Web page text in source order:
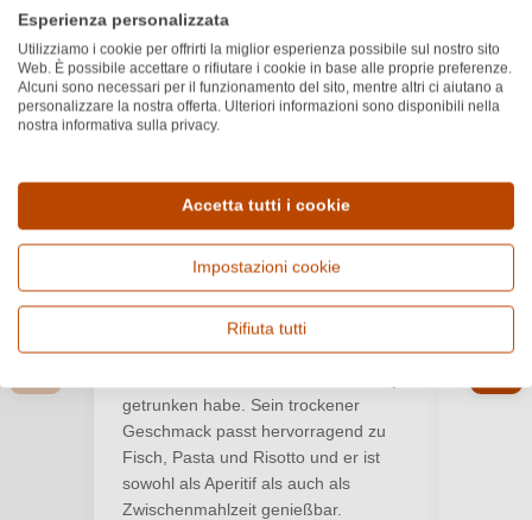
Recensioni dei clienti
5.0★ ★ ★ ★ ★
Valutazione media di 5 su 5 stelle
Basato su 3 recensioniFiltra
Mostra recensioni
Accedi per poter lasciare una recensione. Non
ancora registrato?
Nuovo cliente?Registrati
Il tuo indirizzo e-mail
La tua password
D
Daniele
★ ★ ★ ★ ★
Valutazione media di 5 su 5 stelle
getrunken habe. Sein trockener
Geschmack passt hervorragend zu
Fisch, Pasta und Risotto und er ist
sowohl als Aperitif als auch als
Zwischenmahlzeit genießbar.
N
★ ★ ★
Esperienza personalizzata
Utilizziamo i cookie per offrirti la miglior esperienza possibile sul nostro sito
Web. È possibile accettare o rifiutare i cookie in base alle proprie preferenze.
Alcuni sono necessari per il funzionamento del sito, mentre altri ci aiutano a
personalizzare la nostra offerta. Ulteriori informazioni sono disponibili nella
nostra informativa sulla privacy.
Accetta tutti i cookie
Impostazioni cookie
Rifiuta tutti